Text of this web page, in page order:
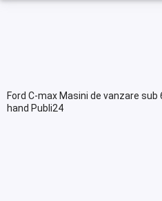
Ford C-max Masini de vanzare
hand Publi24